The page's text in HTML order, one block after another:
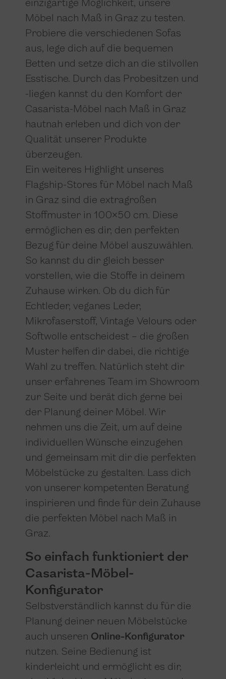
einzigartige Möglichkeit, unsere
Möbel nach Maß in Graz zu testen.
Probiere die verschiedenen Sofas
aus, lege dich auf die bequemen
Betten und setze dich an die stilvollen
Esstische. Durch das Probesitzen und
-liegen kannst du den Komfort der
Casarista-Möbel nach Maß in Graz
hautnah erleben und dich von der
Qualität unserer Produkte
überzeugen.
Ein weiteres Highlight unseres
Flagship-Stores für Möbel nach Maß
in Graz sind die extragroßen
Stoffmuster in 100×50 cm. Diese
ermöglichen es dir, den perfekten
Bezug für deine Möbel auszuwählen.
So kannst du dir gleich besser
vorstellen, wie die Stoffe in deinem
Zuhause wirken. Ob du dich für
Echtleder, veganes Leder,
Mikrofaserstoff, Vintage Velours oder
Softwolle entscheidest – die großen
Muster helfen dir dabei, die richtige
Wahl zu treffen. Natürlich steht dir
unser erfahrenes Team im Showroom
zur Seite und berät dich gerne bei
der Planung deiner Möbel. Wir
nehmen uns die Zeit, um auf deine
individuellen Wünsche einzugehen
und gemeinsam mit dir die perfekten
Möbelstücke zu gestalten. Lass dich
von unserer kompetenten Beratung
inspirieren und finde für dein Zuhause
die perfekten Möbel nach Maß in
Graz.
So einfach funktioniert der
Casarista-Möbel-
Konfigurator
Selbstverständlich kannst du für die
Planung deiner neuen Möbelstücke
auch unseren Online-Konfigurator
nutzen. Seine Bedienung ist
kinderleicht und ermöglicht es dir,